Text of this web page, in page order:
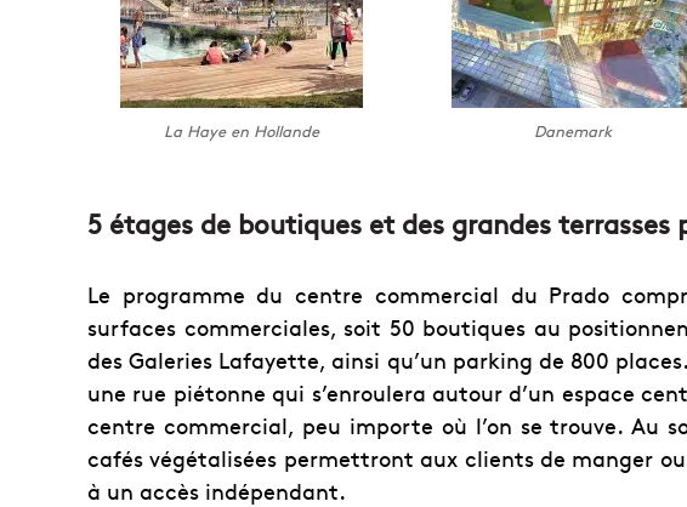
La Haye en Hollande Danemark
5 étages de boutiques et des grandes terrasses
Le programme du centre commercial du Prado
surfaces commerciales, soit 50 boutiques au
des Galeries Lafayette, ainsi qu’un parking de 800
une rue piétonne qui s’enroulera autour d’un espace
centre commercial, peu importe où l’on se trouve. Au
cafés végétalisées permettront aux clients de manger
à un accès indépendant.